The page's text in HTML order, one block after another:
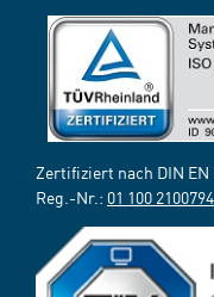
Zertifiziert nach DIN EN
Reg.-Nr.: 01 100 2100794